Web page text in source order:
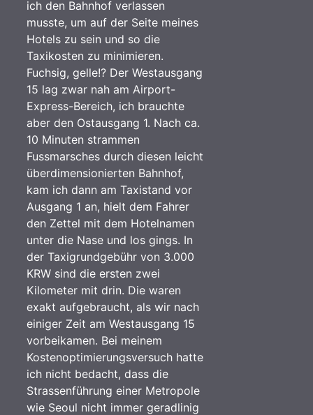
ich den Bahnhof verlassen
musste, um auf der Seite meines
Hotels zu sein und so die
Taxikosten zu minimieren.
Fuchsig, gelle!? Der Westausgang
15 lag zwar nah am Airport-
Express-Bereich, ich brauchte
aber den Ostausgang 1. Nach ca.
10 Minuten strammen
Fussmarsches durch diesen leicht
überdimensionierten Bahnhof,
kam ich dann am Taxistand vor
Ausgang 1 an, hielt dem Fahrer
den Zettel mit dem Hotelnamen
unter die Nase und los gings. In
der Taxigrundgebühr von 3.000
KRW sind die ersten zwei
Kilometer mit drin. Die waren
exakt aufgebraucht, als wir nach
einiger Zeit am Westausgang 15
vorbeikamen. Bei meinem
Kostenoptimierungsversuch hatte
ich nicht bedacht, dass die
Strassenführung einer Metropole
wie Seoul nicht immer geradlinig